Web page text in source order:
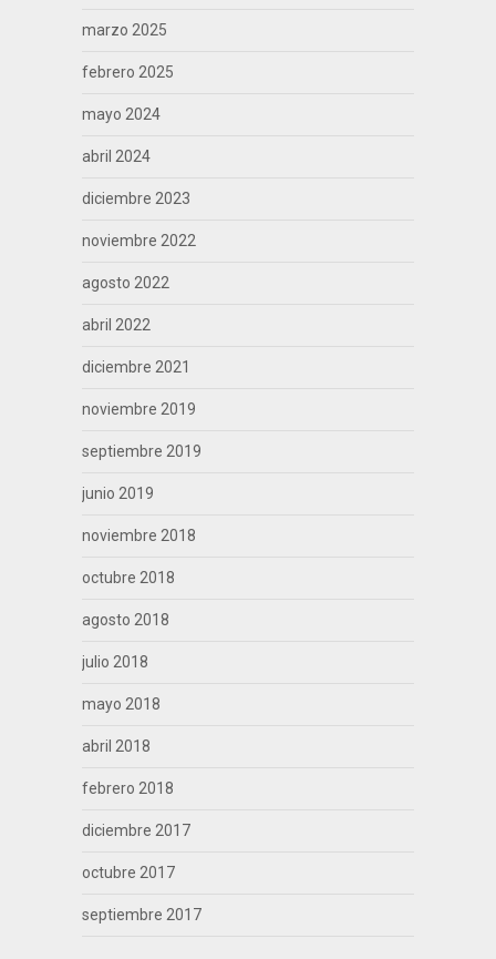
marzo 2025
febrero 2025
mayo 2024
abril 2024
diciembre 2023
noviembre 2022
agosto 2022
abril 2022
diciembre 2021
noviembre 2019
septiembre 2019
junio 2019
noviembre 2018
octubre 2018
agosto 2018
julio 2018
mayo 2018
abril 2018
febrero 2018
diciembre 2017
octubre 2017
septiembre 2017